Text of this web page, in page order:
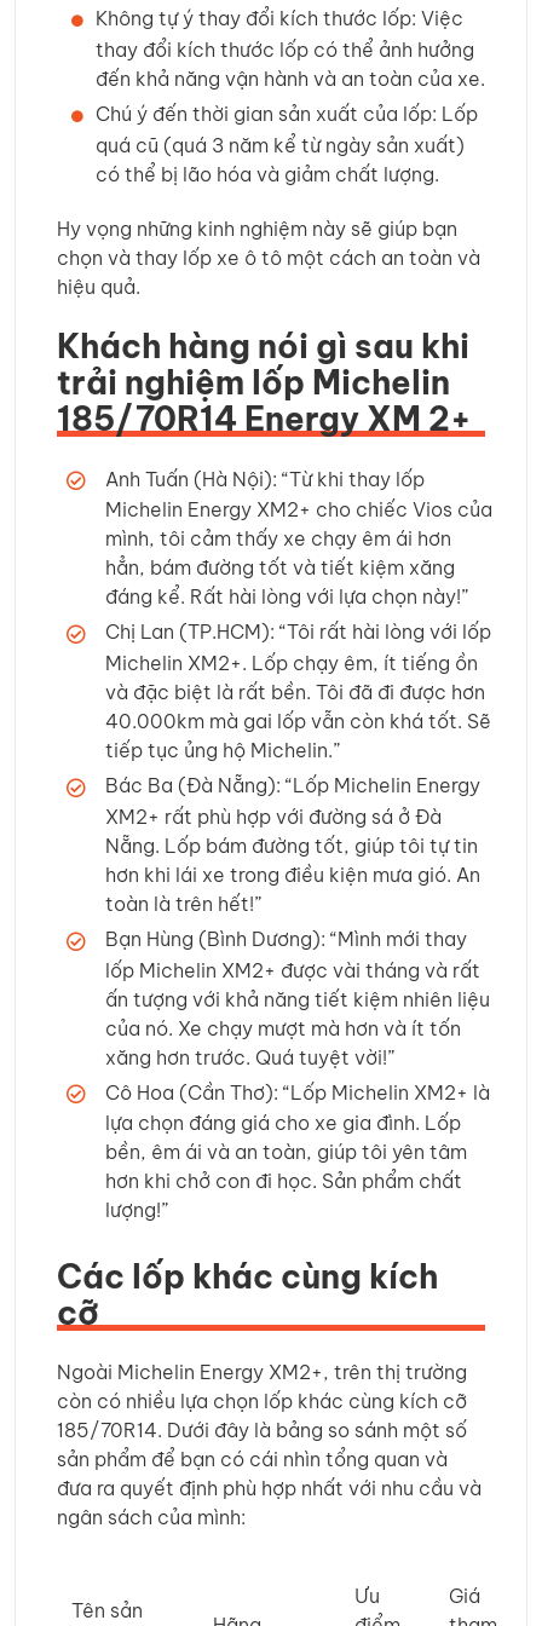
Không tự ý thay đổi kích thước lốp: Việc
thay đổi kích thước lốp có thể ảnh hưởng
đến khả năng vận hành và an toàn của xe.
Chú ý đến thời gian sản xuất của lốp: Lốp
quá cũ (quá 3 năm kể từ ngày sản xuất)
có thể bị lão hóa và giảm chất lượng.
Hy vọng những kinh nghiệm này sẽ giúp bạn
chọn và thay lốp xe ô tô một cách an toàn và
hiệu quả.
Khách hàng nói gì sau khi
trải nghiệm lốp Michelin
185/70R14 Energy XM 2+
Anh Tuấn (Hà Nội): “Từ khi thay lốp
Michelin Energy XM2+ cho chiếc Vios của
mình, tôi cảm thấy xe chạy êm ái hơn
hẳn, bám đường tốt và tiết kiệm xăng
đáng kể. Rất hài lòng với lựa chọn này!”
Chị Lan (TP.HCM): “Tôi rất hài lòng với lốp
Michelin XM2+. Lốp chạy êm, ít tiếng ồn
và đặc biệt là rất bền. Tôi đã đi được hơn
40.000km mà gai lốp vẫn còn khá tốt. Sẽ
tiếp tục ủng hộ Michelin.”
Bác Ba (Đà Nẵng): “Lốp Michelin Energy
XM2+ rất phù hợp với đường sá ở Đà
Nẵng. Lốp bám đường tốt, giúp tôi tự tin
hơn khi lái xe trong điều kiện mưa gió. An
toàn là trên hết!”
Bạn Hùng (Bình Dương): “Mình mới thay
lốp Michelin XM2+ được vài tháng và rất
ấn tượng với khả năng tiết kiệm nhiên liệu
của nó. Xe chạy mượt mà hơn và ít tốn
xăng hơn trước. Quá tuyệt vời!”
Cô Hoa (Cần Thơ): “Lốp Michelin XM2+ là
lựa chọn đáng giá cho xe gia đình. Lốp
bền, êm ái và an toàn, giúp tôi yên tâm
hơn khi chở con đi học. Sản phẩm chất
lượng!”
Các lốp khác cùng kích
cỡ
Ngoài Michelin Energy XM2+, trên thị trường
còn có nhiều lựa chọn lốp khác cùng kích cỡ
185/70R14. Dưới đây là bảng so sánh một số
sản phẩm để bạn có cái nhìn tổng quan và
đưa ra quyết định phù hợp nhất với nhu cầu và
ngân sách của mình:
Tên sản
Ưu
Giá